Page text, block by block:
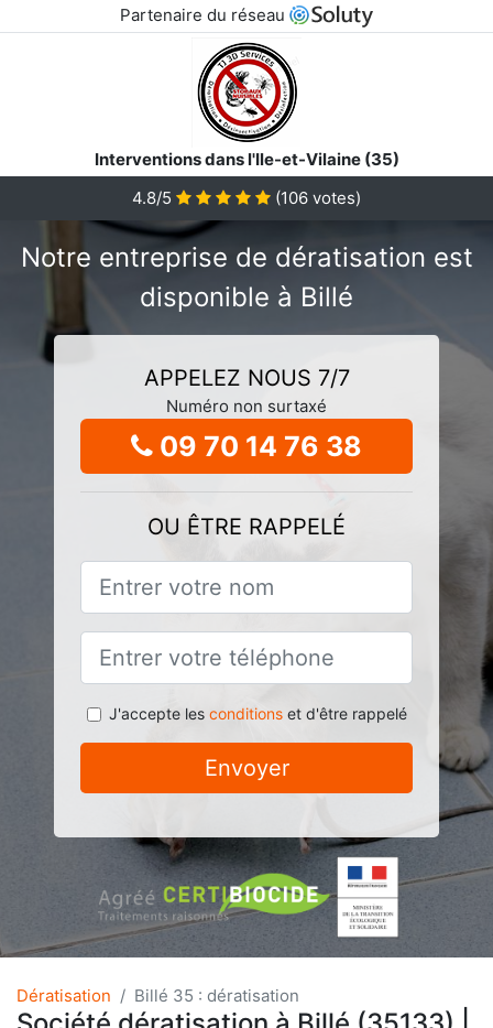
Partenaire du réseau
Interventions dans l'Ile-et-Vilaine (35)
4.8/5
(106 votes)
Notre entreprise de dératisation est
disponible à Billé
APPELEZ NOUS 7/7
Numéro non surtaxé
09 70 14 76 38
OU ÊTRE RAPPELÉ
J'accepte les conditionset d'être rappelé
Envoyer
Dératisation Billé 35 : dératisation